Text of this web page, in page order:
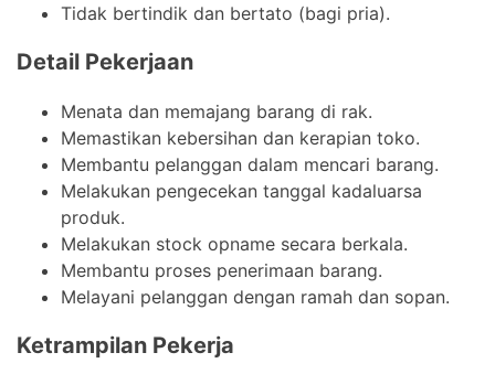
Tidak bertindik dan bertato (bagi pria).
Detail Pekerjaan
Menata dan memajang barang di rak.
Memastikan kebersihan dan kerapian toko.
Membantu pelanggan dalam mencari barang.
Melakukan pengecekan tanggal kadaluarsa
produk.
Melakukan stock opname secara berkala.
Membantu proses penerimaan barang.
Melayani pelanggan dengan ramah dan sopan.
Ketrampilan Pekerja